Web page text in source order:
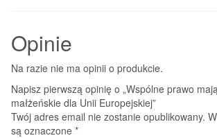
Opinie
Na razie nie ma opinii o produkcie.
Napisz pierwszą opinię o „Wspólne prawo
małżeńskie dla Unii Europejskiej”
Twój adres email nie zostanie opublikowany.
są oznaczone *